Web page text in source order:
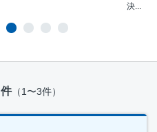
決...
件（1〜3件）